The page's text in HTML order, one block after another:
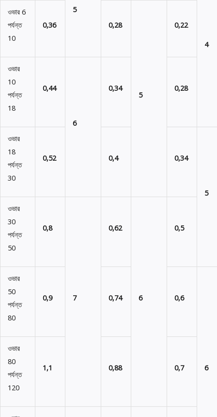
5
4
ওভার 6
পর্যন্ত
10
0,36 0,28
5
0,22
ওভার
10
পর্যন্ত
18
0,44
6
0,34 0,28
ওভার
18
পর্যন্ত
30
0,52 0,4 0,34
5
ওভার
30
পর্যন্ত
50
0,8
7
0,62
6
0,5
ওভার
50
পর্যন্ত
80
0,9 0,74 0,6
6
ওভার
80
পর্যন্ত
120
1,1 0,88 0,7